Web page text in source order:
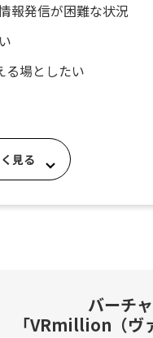
報発信が困難な状況
る場としたい
見る
バーチ
「VRmillion（ヴ